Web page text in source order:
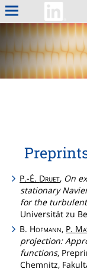
P.-É. Druet, On
stationary
for the
Universität zu
B. Hofmann, P.
projection:
functions,
Chemnitz,